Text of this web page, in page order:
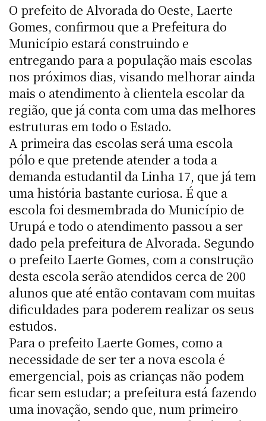
O prefeito de Alvorada do Oeste, Laerte
Gomes, confirmou que a Prefeitura do
Município estará construindo e
entregando para a população mais escolas
nos próximos dias, visando melhorar ainda
mais o atendimento à clientela escolar da
região, que já conta com uma das melhores
estruturas em todo o Estado.
A primeira das escolas será uma escola
pólo e que pretende atender a toda a
demanda estudantil da Linha 17, que já tem
uma história bastante curiosa. É que a
escola foi desmembrada do Município de
Urupá e todo o atendimento passou a ser
dado pela prefeitura de Alvorada. Segundo
o prefeito Laerte Gomes, com a construção
desta escola serão atendidos cerca de 200
alunos que até então contavam com muitas
dificuldades para poderem realizar os seus
estudos.
Para o prefeito Laerte Gomes, como a
necessidade de ser ter a nova escola é
emergencial, pois as crianças não podem
ficar sem estudar; a prefeitura está fazendo
uma inovação, sendo que, num primeiro